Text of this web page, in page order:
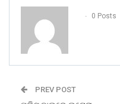
0 Posts
PREV POST